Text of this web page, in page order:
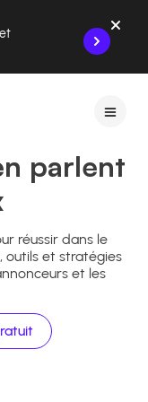
parlent
réussir dans le
outils et stratégies
et les